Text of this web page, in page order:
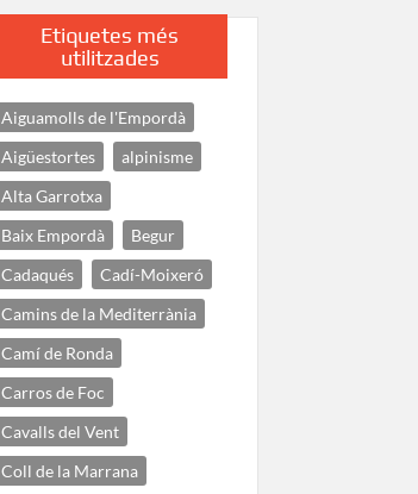
Etiquetes més
utilitzades
Aiguamolls de l'Empordà
Aigüestortes
alpinisme
Alta Garrotxa
Baix Empordà
Begur
Cadaqués
Cadí-Moixeró
Camins de la Mediterrània
Camí de Ronda
Carros de Foc
Cavalls del Vent
Coll de la Marrana